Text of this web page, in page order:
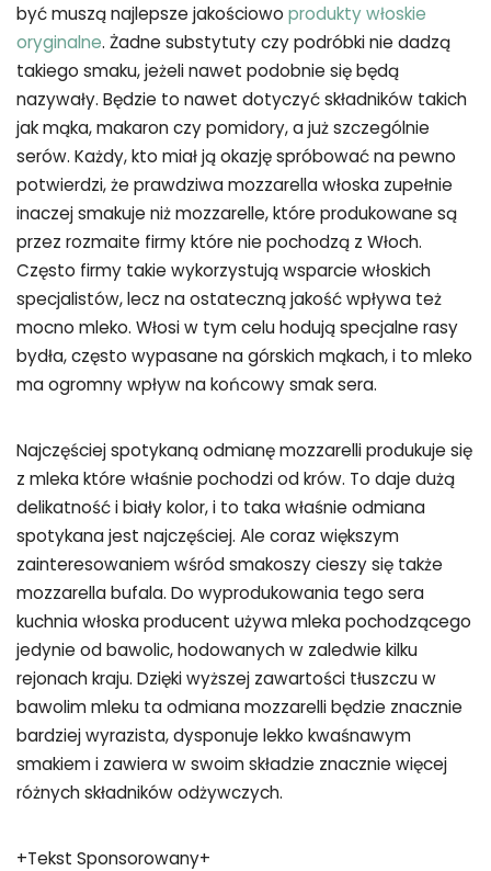
być muszą najlepsze jakościowo produkty włoskie
oryginalne. Żadne substytuty czy podróbki nie dadzą
takiego smaku, jeżeli nawet podobnie się będą
nazywały. Będzie to nawet dotyczyć składników takich
jak mąka, makaron czy pomidory, a już szczególnie
serów. Każdy, kto miał ją okazję spróbować na pewno
potwierdzi, że prawdziwa mozzarella włoska zupełnie
inaczej smakuje niż mozzarelle, które produkowane są
przez rozmaite firmy które nie pochodzą z Włoch.
Często firmy takie wykorzystują wsparcie włoskich
specjalistów, lecz na ostateczną jakość wpływa też
mocno mleko. Włosi w tym celu hodują specjalne rasy
bydła, często wypasane na górskich mąkach, i to mleko
ma ogromny wpływ na końcowy smak sera.
Najczęściej spotykaną odmianę mozzarelli produkuje się
z mleka które właśnie pochodzi od krów. To daje dużą
delikatność i biały kolor, i to taka właśnie odmiana
spotykana jest najczęściej. Ale coraz większym
zainteresowaniem wśród smakoszy cieszy się także
mozzarella bufala. Do wyprodukowania tego sera
kuchnia włoska producent używa mleka pochodzącego
jedynie od bawolic, hodowanych w zaledwie kilku
rejonach kraju. Dzięki wyższej zawartości tłuszczu w
bawolim mleku ta odmiana mozzarelli będzie znacznie
bardziej wyrazista, dysponuje lekko kwaśnawym
smakiem i zawiera w swoim składzie znacznie więcej
różnych składników odżywczych.
+Tekst Sponsorowany+